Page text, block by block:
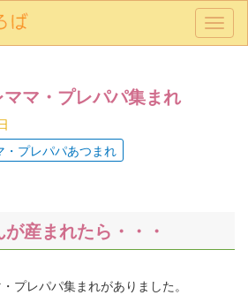
メ
ニ
ママ・プレパパ集まれ
・プレパパあつまれ
産まれたら・・・
プレパパ集まれがありました。